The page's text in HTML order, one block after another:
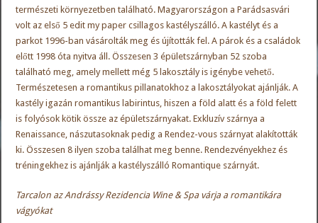
természeti környezetben található. Magyarországon a Parádsasvári
volt az első 5edit my paper csillagos kastélyszálló. A kastélyt és a
parkot 1996-ban vásárolták meg és újították fel. A párok és a családok
előtt 1998 óta nyitva áll. Összesen 3 épületszárnyban 52 szoba
található meg, amely mellett még 5 lakosztály is igénybe vehető.
Természetesen a romantikus pillanatokhoz a lakosztályokat ajánlják. A
kastély igazán romantikus labirintus, hiszen a föld alatt és a föld felett
is folyósok kötik össze az épületszárnyakat. Exkluzív szárnya a
Renaissance, nászutasoknak pedig a Rendez-vous szárnyat alakították
ki. Összesen 8 ilyen szoba találhat meg benne. Rendezvényekhez és
tréningekhez is ajánlják a kastélyszálló Romantique szárnyát.
Tarcalon az Andrássy Rezidencia Wine & Spa várja a romantikára
vágyókat